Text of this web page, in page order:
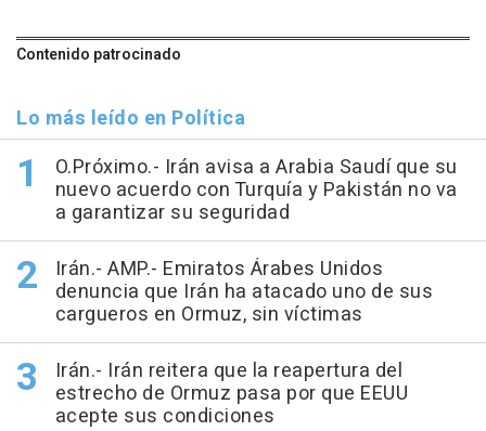
Contenido patrocinado
Lo más leído en Política
O.Próximo.- Irán avisa a Arabia Saudí que su
nuevo acuerdo con Turquía y Pakistán no va
a garantizar su seguridad
Irán.- AMP.- Emiratos Árabes Unidos
denuncia que Irán ha atacado uno de sus
cargueros en Ormuz, sin víctimas
Irán.- Irán reitera que la reapertura del
estrecho de Ormuz pasa por que EEUU
acepte sus condiciones